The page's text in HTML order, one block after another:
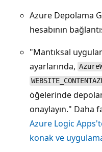
Azure Depolama
hesabının
"Mantıksal
ayarlarında,
öğelerinde
onaylayın." Daha
Azure Logic
konak ve